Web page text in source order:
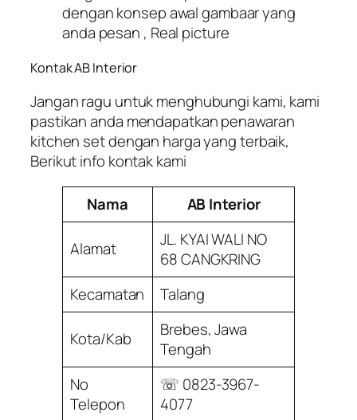
dengan konsep awal gambaar yang
anda pesan , Real picture
Kontak AB Interior
Jangan ragu untuk menghubungi kami, kami
pastikan anda mendapatkan penawaran
kitchen set dengan harga yang terbaik,
Berikut info kontak kami
Nama AB Interior
Alamat
JL. KYAI WALI NO
68 CANGKRING
Kecamatan
Talang
Kota/Kab
Brebes, Jawa
Tengah
No
Telepon
☏ 0823-3967-
4077